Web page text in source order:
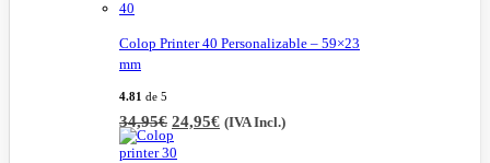
Colop Printer 40 Personalizable – 59×23
mm
4.81 de 5
34,95€ El
precio
original
24,95€El(IVA Incl.)